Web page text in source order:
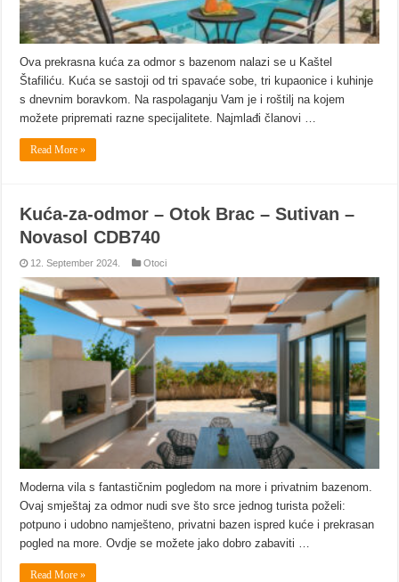
Ova prekrasna kuća za odmor s bazenom nalazi se u Kaštel
Štafiliću. Kuća se sastoji od tri spavaće sobe, tri kupaonice i kuhinje
s dnevnim boravkom. Na raspolaganju Vam je i roštilj na kojem
možete pripremati razne specijalitete. Najmlađi članovi …
Read More »
Kuća-za-odmor – Otok Brac – Sutivan –
Novasol CDB740
12. September 2024. Otoci
Moderna vila s fantastičnim pogledom na more i privatnim bazenom.
Ovaj smještaj za odmor nudi sve što srce jednog turista poželi:
potpuno i udobno namješteno, privatni bazen ispred kuće i prekrasan
pogled na more. Ovdje se možete jako dobro zabaviti …
Read More »